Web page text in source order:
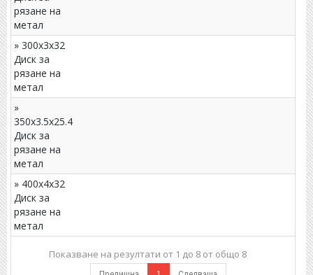
рязане на
метал
» 300x3x32
Диск за
рязане на
метал
»
350x3.5x25.4
Диск за
рязане на
метал
» 400x4x32
Диск за
рязане на
метал
Показване на резултати от 1 до 8 от общо 8